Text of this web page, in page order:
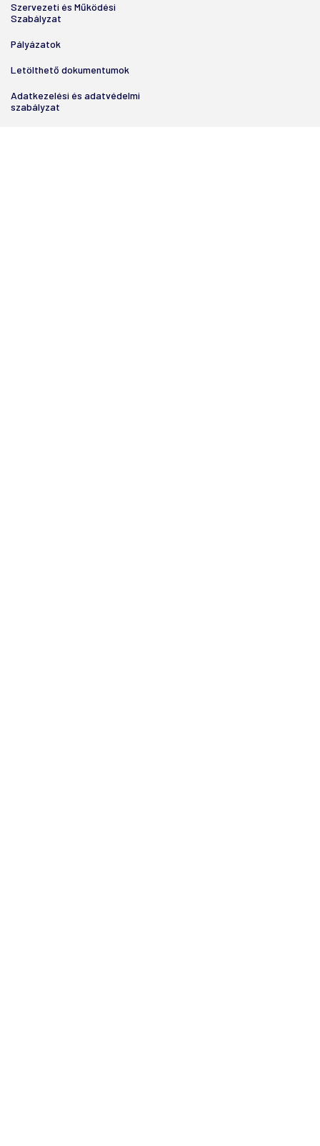
Szervezeti és Működési
Szabályzat
Pályázatok
Letölthető dokumentumok
Adatkezelési és adatvédelmi
szabályzat